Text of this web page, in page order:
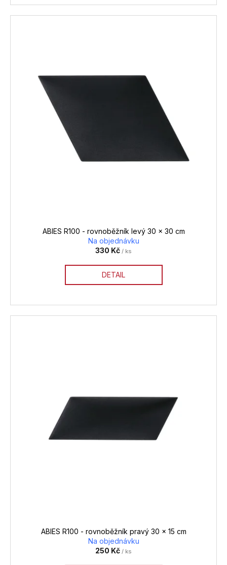
ABIES R100 - rovnoběžník levý 30 x 30 cm
Na objednávku
330 Kč / ks
DETAIL
ABIES R100 - rovnoběžník pravý 30 x 15 cm
Na objednávku
250 Kč / ks